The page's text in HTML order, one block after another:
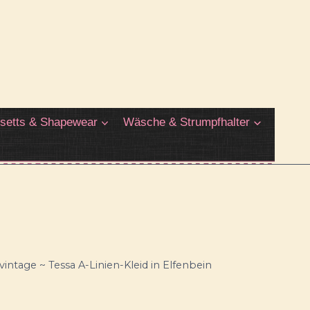
& Shapewear Wäsche & Strumpfhalter
~ Tessa A-Linien-Kleid in Elfenbein